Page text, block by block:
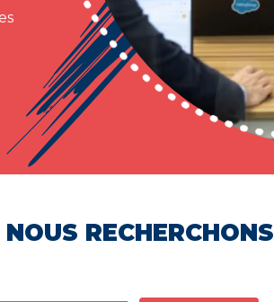
RECHERCHONS